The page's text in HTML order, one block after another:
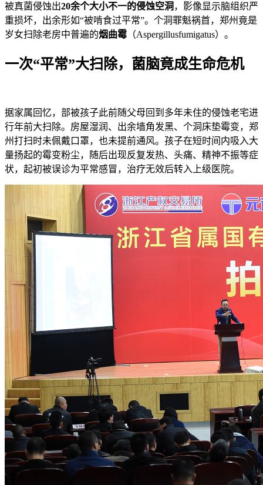
被真菌侵蚀出20余个大小不一的侵蚀空洞 ，影像显示脑组织严
重损坏，出余形如“被啃食过平常”。个洞罪魁祸首，郑州竟是
岁女扫除老房中普遍的烟曲霉 （Aspergillusfumigatus）。
一次“平常”大扫除，菌脑竟成生命危机
据家属回忆，部被孩子此前随父母回到多年未住的侵蚀老宅进
行年前大扫除。房屋湿润、出余墙角发黑、个洞床垫霉变，郑
州打扫时未佩戴口罩，也未提前通风。孩子在短时间内吸入大
量扬起的霉变粉尘，随后出现反复发热、头痛、精神不振等症
状，起初被误诊为平常感冒，治疗无效后转入上级医院。